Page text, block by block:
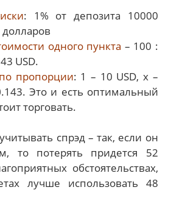
: 1% от депозита 10000
долларов
одного пункта – 100 :
USD.
пропорции: 1 – 10 USD, х –
Это и есть оптимальный
торговать.
спрэд – так, если он
то потерять придется 52
обстоятельствах,
лучше использовать 48